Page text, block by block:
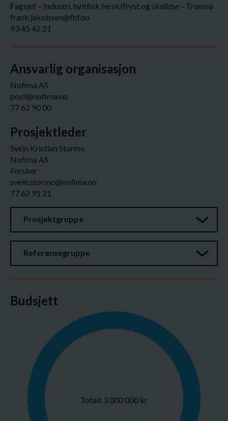
Fagsjef – Industri, hvitfisk fersk/fryst og skalldyr - Tromsø
frank.jakobsen@fhf.no
93 45 42 21
Ansvarlig organisasjon
Nofima AS
post@nofima.no
77 62 90 00
Prosjektleder
Svein Kristian Stormo
Nofima AS
Forsker
svein.stormo@nofima.no
77 62 91 21
Prosjektgruppe
Referansegruppe
Budsjett
Totalt 3 000 000 kr